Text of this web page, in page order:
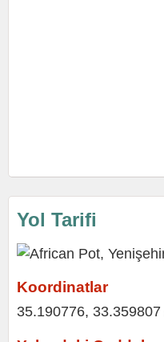
Yol Tarifi
Koordinatlar
35.190776, 33.359807